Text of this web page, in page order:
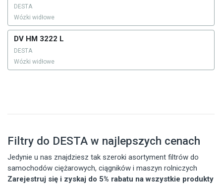
DESTA
Wózki widłowe
DV HM 3222 L
DESTA
Wózki widłowe
Filtry do DESTA w najlepszych cenach
Jedynie u nas znajdziesz tak szeroki asortyment filtrów do
samochodów ciężarowych, ciągników i maszyn rolniczych
Zarejestruj się i zyskaj do 5% rabatu na wszystkie produkty